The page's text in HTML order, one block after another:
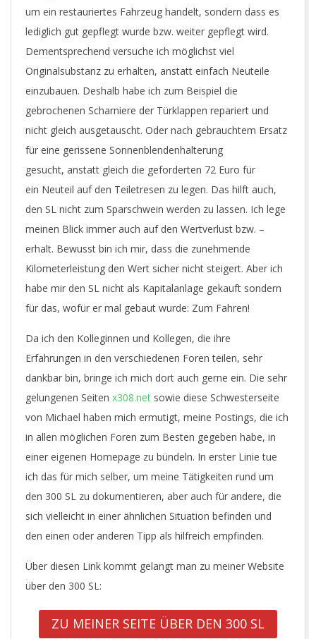
um ein restauriertes Fahrzeug handelt, sondern dass es
lediglich gut gepflegt wurde bzw. weiter gepflegt wird.
Dementsprechend versuche ich möglichst viel
Originalsubstanz zu erhalten, anstatt einfach Neuteile
einzubauen. Deshalb habe ich zum Beispiel die
gebrochenen Scharniere der Türklappen repariert und
nicht gleich ausgetauscht. Oder nach gebrauchtem Ersatz
für eine gerissene Sonnenblendenhalterung
gesucht, anstatt gleich die geforderten 72 Euro für
ein Neuteil auf den Teiletresen zu legen. Das hilft auch,
den SL nicht zum Sparschwein werden zu lassen. Ich lege
meinen Blick immer auch auf den Wertverlust bzw. –
erhalt. Bewusst bin ich mir, dass die zunehmende
Kilometerleistung den Wert sicher nicht steigert. Aber ich
habe mir den SL nicht als Kapitalanlage gekauft sondern
für das, wofür er mal gebaut wurde: Zum Fahren!
Da ich den Kolleginnen und Kollegen, die ihre
Erfahrungen in den verschiedenen Foren teilen, sehr
dankbar bin, bringe ich mich dort auch gerne ein. Die sehr
gelungenen Seiten x308.net sowie diese Schwesterseite
von Michael haben mich ermutigt, meine Postings, die ich
in allen möglichen Foren zum Besten gegeben habe, in
einer eigenen Homepage zu bündeln. In erster Linie tue
ich das für mich selber, um meine Tätigkeiten rund um
den 300 SL zu dokumentieren, aber auch für andere, die
sich vielleicht in einer ähnlichen Situation befinden und
den einen oder anderen Tipp als hilfreich empfinden.
Über diesen Link kommt gelangt man zu meiner Website
über den 300 SL:
ZU MEINER SEITE ÜBER DEN 300 SL